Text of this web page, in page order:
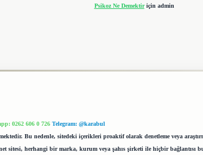
Psikoz Ne Demektiriçin admin
0262 606 0 726 Telegram: @karabul
Bu nedenle, sitedeki içerikleri proaktif olarak denetleme veya
sitesi, herhangi bir marka, kurum veya şahıs şirketi ile hiçbir bağlantısı